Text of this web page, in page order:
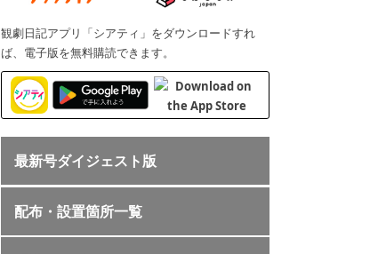
観劇日記アプリ「シアティ」をダウンロードすれ
ば、電子版を無料購読できます。
最新号ダイジェスト版
配布・設置箇所一覧